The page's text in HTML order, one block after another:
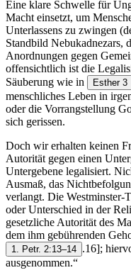
Eine klare Schwelle für
Macht einsetzt, um
Unterlassens zu zwingen
Standbild Nebukadnezars,
Anordnungen gegen
offensichtlich ist die
Säuberung wie in
Esther 3
menschliches Leben in
oder die Vorrangstellung
sich gerissen.
Doch wir erhalten keinen
Autorität gegen einen
Untergebene legalisiert.
Ausmaß, das
verlangt. Die Westminster-
oder Unterschied in der
gesetzliche Autorität des
dem ihm gebührenden
1. Petr. 2:13–14 .16];
ausgenommen.“